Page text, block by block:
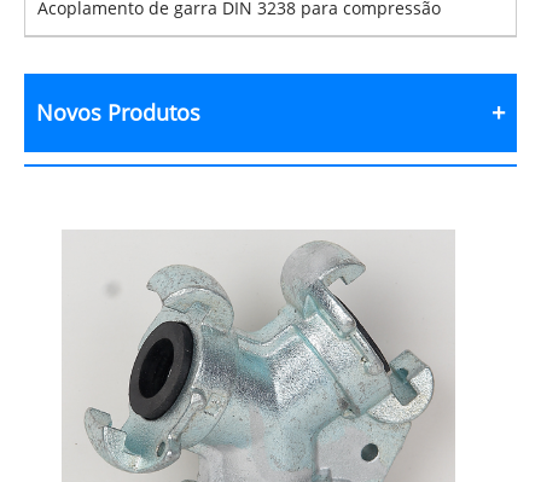
Acoplamento de garra DIN 3238 para compressão
Novos Produtos